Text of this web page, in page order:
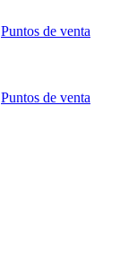
Puntos de venta
Puntos de venta